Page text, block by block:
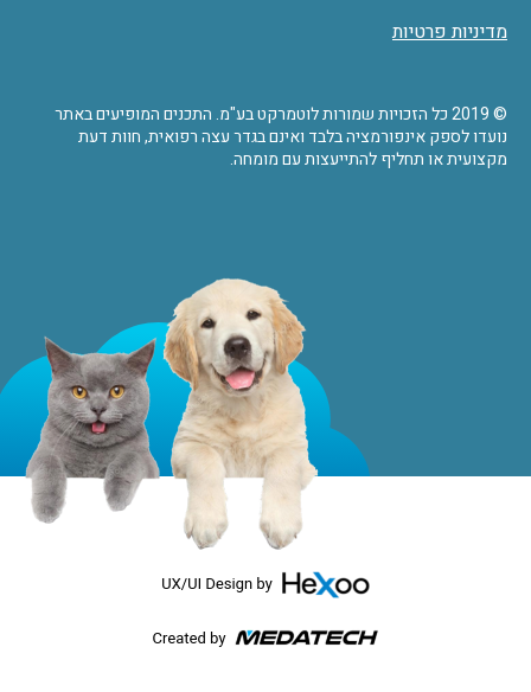
מדיניות פרטיות
© 2019 כל הזכויות שמורות לוטמרקט בע"מ. התכנים המופיעים באתר
נועדו לספק אינפורמציה בלבד ואינם בגדר עצה רפואית, חוות דעת
מקצועית או תחליף להתייעצות עם מומחה.